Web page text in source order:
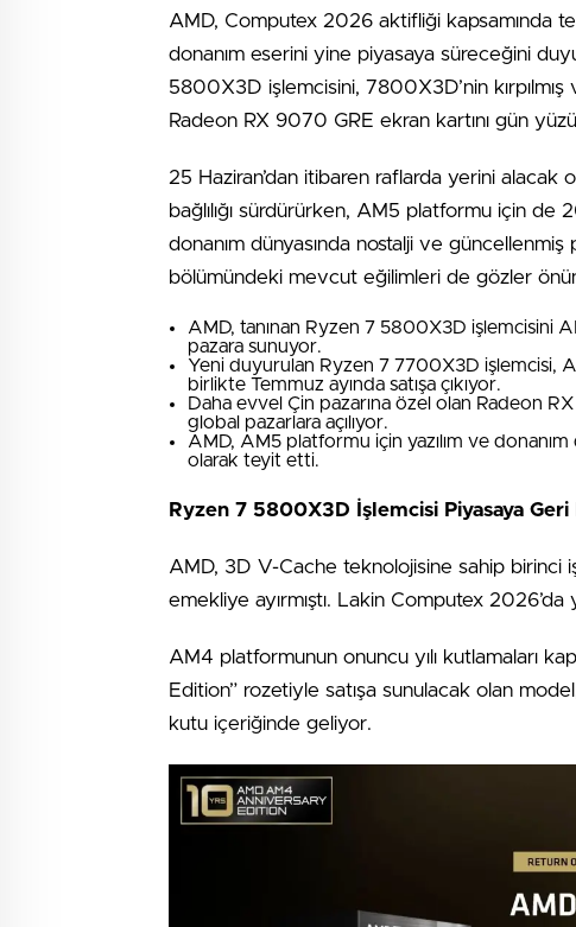
AMD, Computex 2026 aktifliği kapsamında
donanım eserini yine piyasaya süreceğini
5800X3D işlemcisini, 7800X3D’nin
Radeon RX 9070 GRE ekran kartını gün
25 Haziran’dan itibaren raflarda yerini
bağlılığı sürdürürken, AM5 platformu için de
donanım dünyasında nostalji ve güncellenmiş
bölümündeki mevcut eğilimleri de gözler
AMD, tanınan Ryzen 7 5800X3D işlemcisini
pazara sunuyor.
Yeni duyurulan Ryzen 7 7700X3D işlemcisi,
birlikte Temmuz ayında satışa çıkıyor.
Daha evvel Çin pazarına özel olan Radeon
global pazarlara açılıyor.
AMD, AM5 platformu için yazılım ve
olarak teyit etti.
Ryzen 7 5800X3D İşlemcisi Piyasaya Geri
AMD, 3D V-Cache teknolojisine sahip birinci
emekliye ayırmıştı. Lakin Computex
AM4 platformunun onuncu yılı kutlamaları
Edition” rozetiyle satışa sunulacak olan
kutu içeriğinde geliyor.